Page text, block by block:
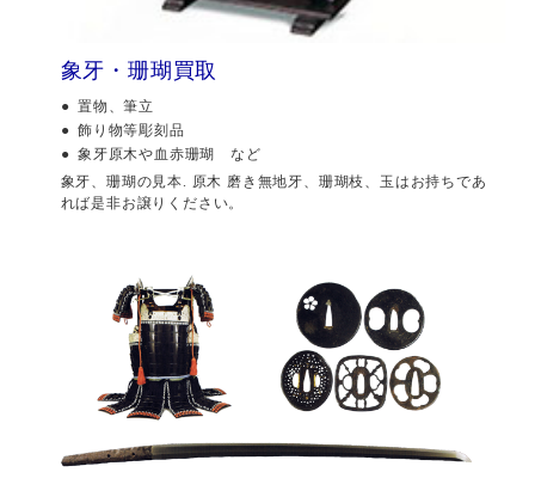
象牙・珊瑚買取
置物、筆立
飾り物等彫刻品
象牙原木や血赤珊瑚 など
象牙、珊瑚の見本. 原木 磨き無地牙、珊瑚枝、玉はお持ちであ
れば是非お譲りください。